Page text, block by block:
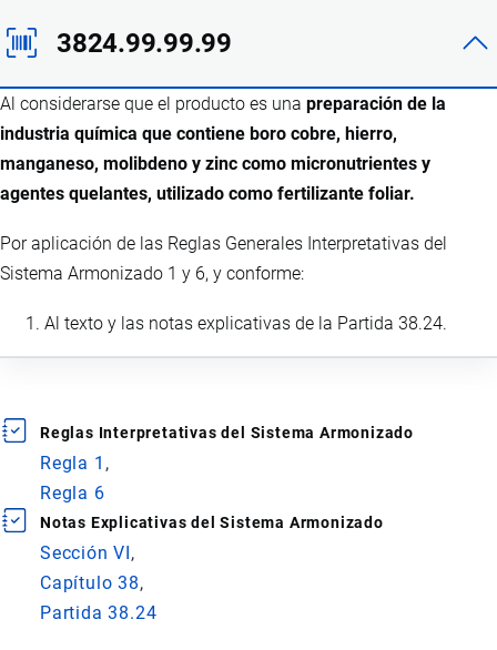
3824.99.99.99
Al considerarse que el producto es una preparación de la
industria química que contiene boro cobre, hierro,
manganeso, molibdeno y zinc como micronutrientes y
agentes quelantes, utilizado como fertilizante foliar.
Por aplicación de las Reglas Generales Interpretativas del
Sistema Armonizado 1 y 6, y conforme:
Al texto y las notas explicativas de la Partida 38.24.
Reglas Interpretativas del Sistema Armonizado
Regla 1
Regla 6
Notas Explicativas del Sistema Armonizado
Sección VI
Capítulo 38
Partida 38.24